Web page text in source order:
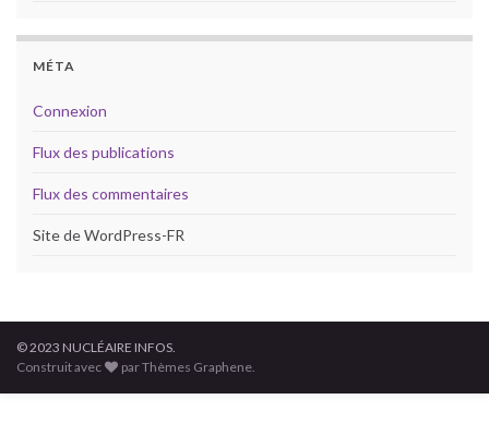
MÉTA
Connexion
Flux des publications
Flux des commentaires
Site de WordPress-FR
© 2023 NUCLÉAIRE INFOS.
Construit avec
par Thèmes Graphene.